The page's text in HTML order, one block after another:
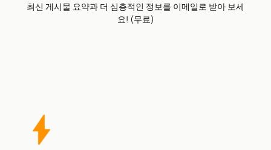
최신 게시물 요약과 더 심층적인 정보를 이메일로 받아 보세
요! (무료)